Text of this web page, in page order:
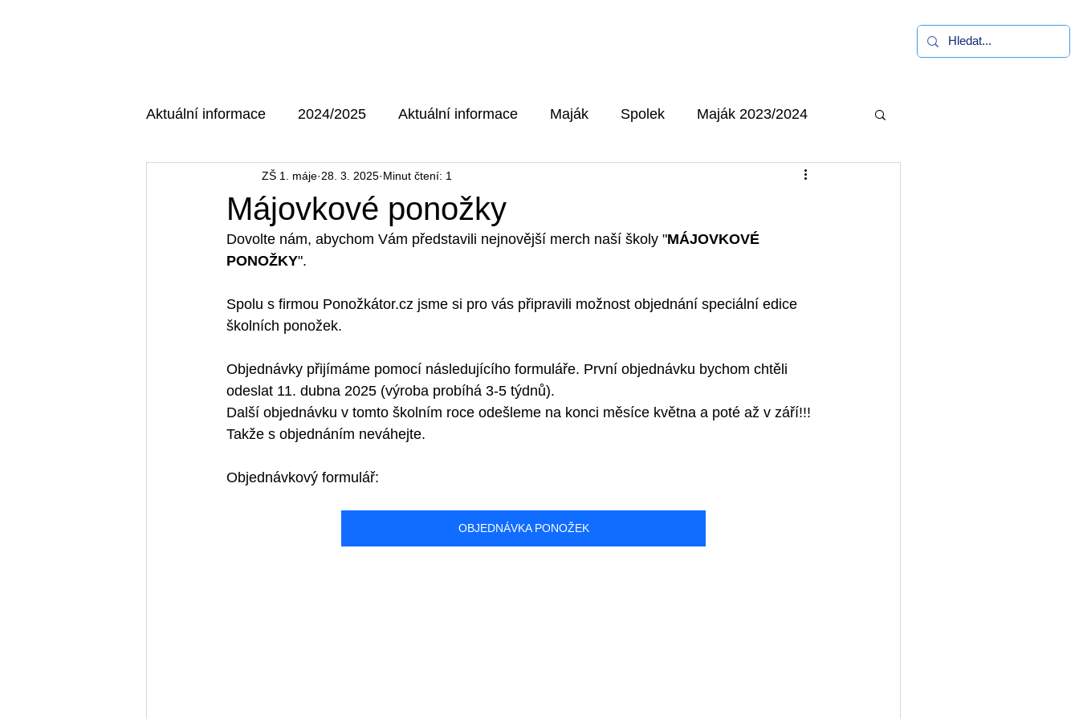
Aktuální informace 2024/2025 Aktuální informace Maják Spolek Maják 2023/2024
AKTUÁLNÍ MAJÁK 2025/2026
Májovkové ponožky
ZŠ 1. máje 28. 3. 2025 Minut čtení: 1
Dovolte nám, abychom Vám představili nejnovější merch naší školy "MÁJOVKOVÉ
PONOŽKY".
Spolu s firmou Ponožkátor.cz jsme si pro vás připravili možnost objednání speciální edice
školních ponožek.
Objednávky přijímáme pomocí následujícího formuláře. První objednávku bychom chtěli
odeslat 11. dubna 2025 (výroba probíhá 3-5 týdnů).
Další objednávku v tomto školním roce odešleme na konci měsíce května a poté až v září!!!
Takže s objednáním neváhejte.
Objednávkový formulář:
OBJEDNÁVKA PONOŽEK